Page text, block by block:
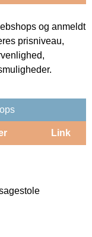
og anmeldt
prisniveau,
Link